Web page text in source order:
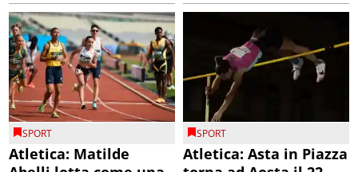
SPORT
Atletica: Matilde
SPORT
Atletica: Asta in Piazza